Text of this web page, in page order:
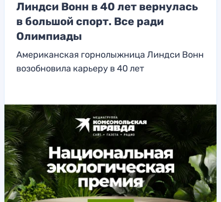
Линдси Вонн в 40 лет вернулась
в большой спорт. Все ради
Олимпиады
Американская горнолыжница Линдси Вонн
возобновила карьеру в 40 лет